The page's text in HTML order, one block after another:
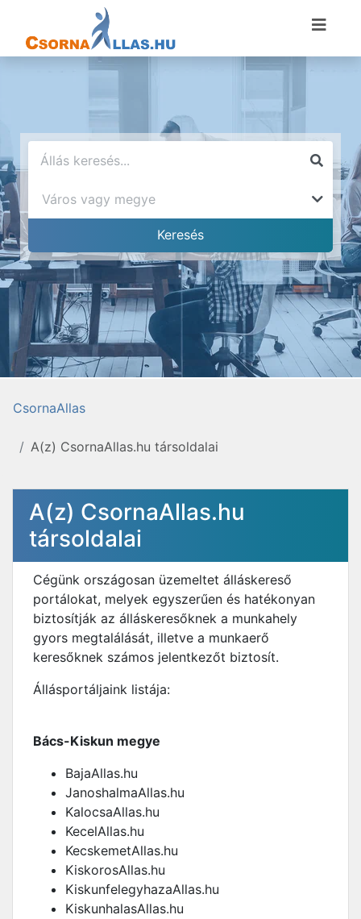
CsornaAllas
A(z) CsornaAllas.hu társoldalai
A(z) CsornaAllas.hu
társoldalai
Cégünk országosan üzemeltet álláskereső
portálokat, melyek egyszerűen és hatékonyan
biztosítják az álláskeresőknek a munkahely
gyors megtalálását, illetve a munkaerő
keresőknek számos jelentkezőt biztosít.
Állásportáljaink listája:
Bács-Kiskun megye
BajaAllas.hu
JanoshalmaAllas.hu
KalocsaAllas.hu
KecelAllas.hu
KecskemetAllas.hu
KiskorosAllas.hu
KiskunfelegyhazaAllas.hu
KiskunhalasAllas.hu